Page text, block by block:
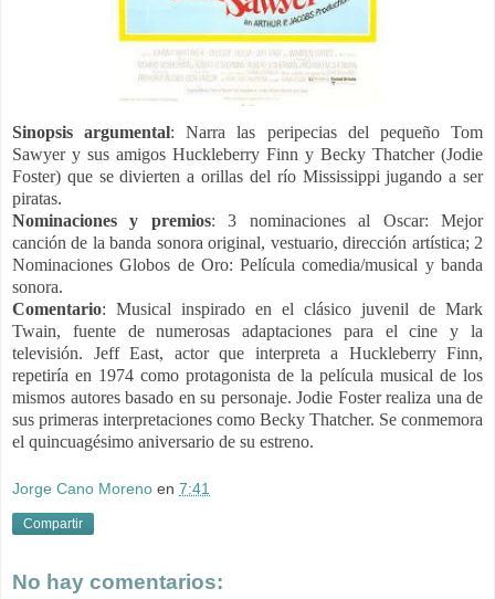
Sinopsis argumental:Narra las peripecias del pequeño Tom
Sawyer y sus amigos Huckleberry Finn y Becky Thatcher (Jodie
Foster) que se divierten a orillas del río Mississippi jugando a ser
piratas.
Nominaciones y premios: 3 nominaciones al Oscar: Mejor
canción de la banda sonora original, vestuario, dirección artística; 2
Nominaciones Globos de Oro: Película comedia/musical y banda
sonora.
Comentario: Musical inspirado en el clásico juvenil de Mark
Twain, fuente de numerosas adaptaciones para el cine y la
televisión. Jeff East, actor que interpreta a Huckleberry Finn,
repetiría en 1974 como protagonista de la película musical de los
mismos autores basado en su personaje. Jodie Foster realiza una de
sus primeras interpretaciones como Becky Thatcher. Se conmemora
el quincuagésimo aniversario de su estreno.
Jorge Cano Moreno en 7:41
Compartir
No hay comentarios: